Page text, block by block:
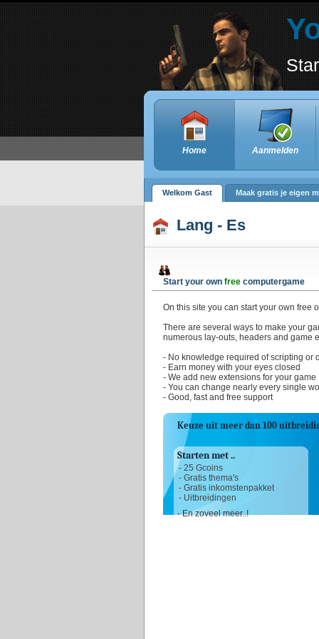
Home Aanmelden
Welkom Gast Maak gratis je eigen
Lang - Es
Start your own free computergame
On this site you can start your own free
There are several ways to make your
numerous lay-outs, headers and game
- No knowledge required of scripting or
- Earn money with your eyes closed
- We add new extensions for your game
- You can change nearly every single
- Good, fast and free support
Keuze uit meer dan 100
Starten met ..
- 25 Gcoins
- Gratis thema's
- Gratis inkomstenpakket
- Uitbreidingen
- En zoveel meer..!